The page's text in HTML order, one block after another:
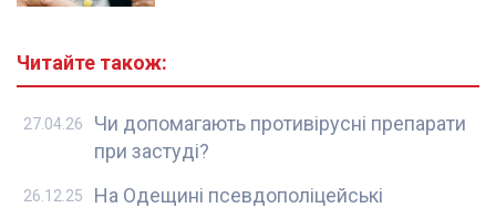
Читайте також:
Чи допомагають противірусні препарати
при застуді?
27.04.26
На Одещині псевдополіцейські
26.12.25